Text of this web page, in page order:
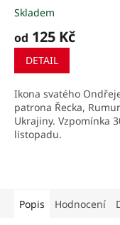
Skladem
od 125 Kč
DETAIL
Ikona svatého
patrona Řecka,
Ukrajiny. Vzpomínka
listopadu.
Popis Hodnocení